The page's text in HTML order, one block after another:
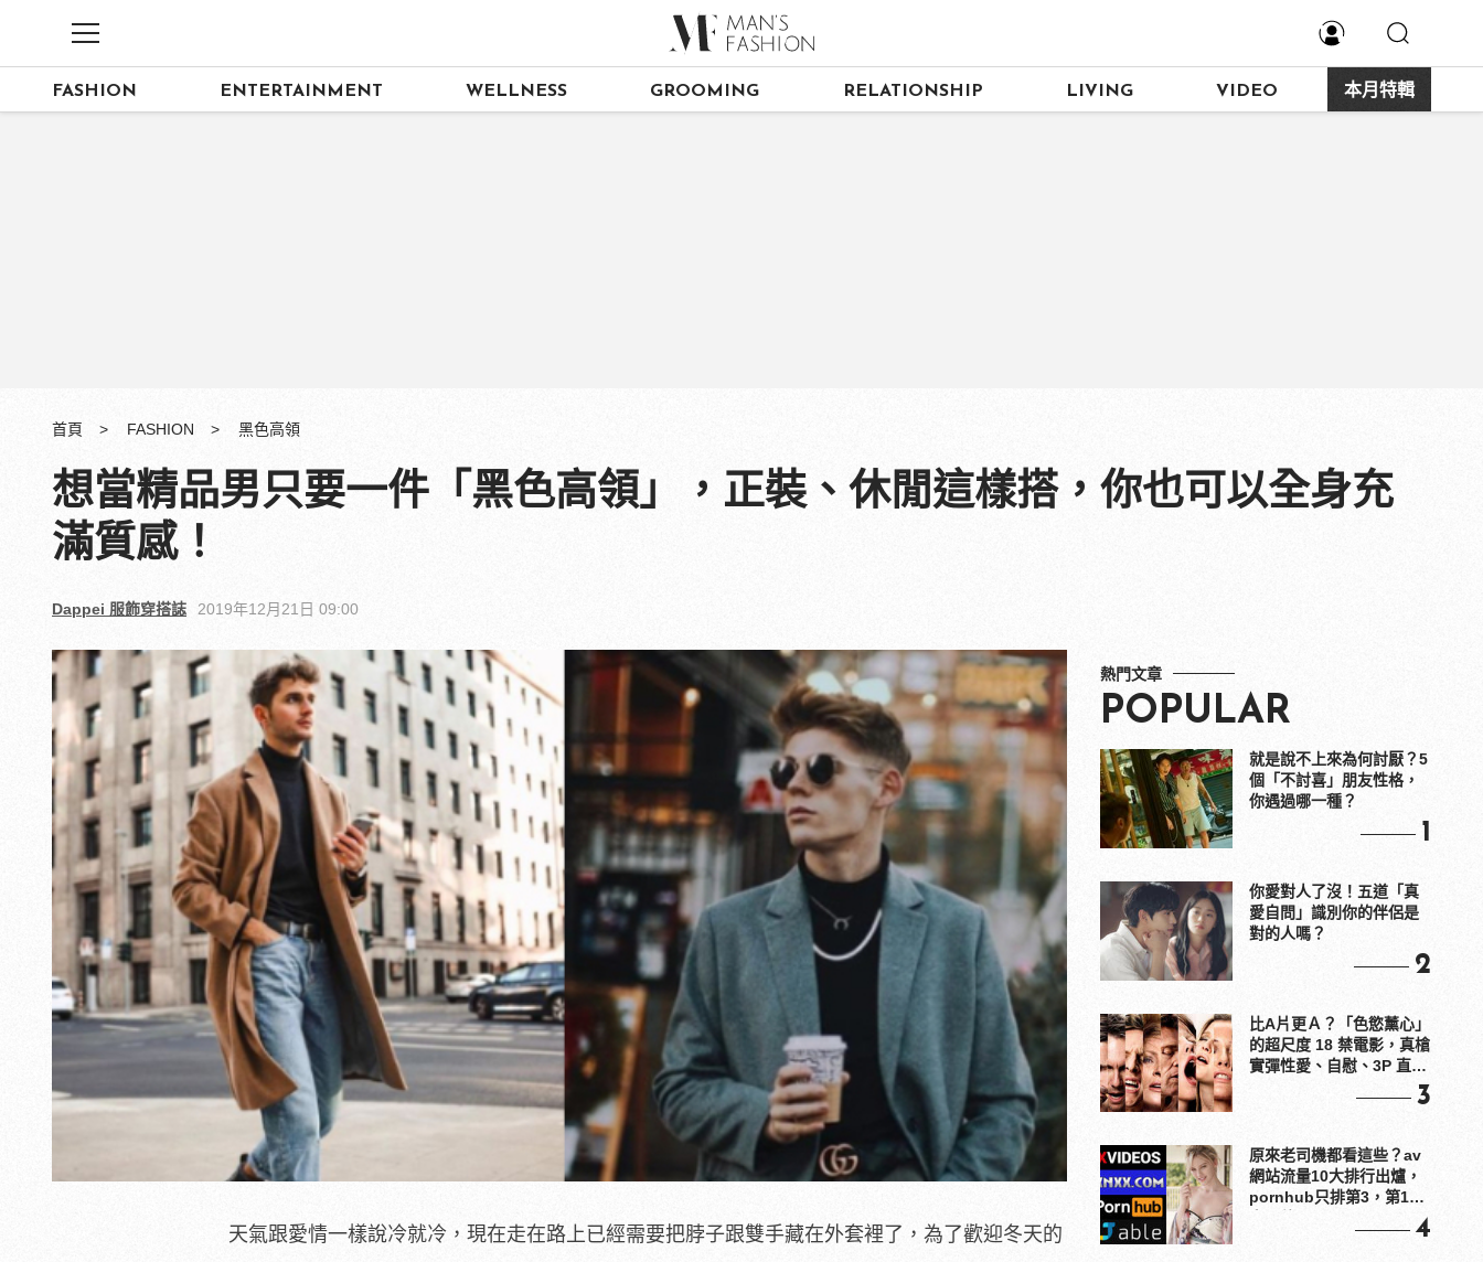
FASHION ENTERTAINMENT WELLNESS GROOMING RELATIONSHIP LIVING VIDEO 本月特輯
首頁 FASHION 黑色高領
想當精品男只要一件「黑色高領」，正裝、休閒這樣搭，你也可以全身充
滿質感！
Dappei 服飾穿搭誌 2019年12月21日 09:00
天氣跟愛情一樣說冷就冷，現在走在路上已經需要把脖子跟雙手藏在外套裡了，為了歡迎冬天的
熱門文章
POPULAR
就是說不上來為何討厭？5
個「不討喜」朋友性格，
你遇過哪一種？
1
你愛對人了沒！五道「真
愛自問」識別你的伴侶是
對的人嗎？
2
比A片更Ａ？「色慾薰心」
的超尺度 18 禁電影，真槍
實彈性愛、自慰、3P 直接
3
原來老司機都看這些？av
網站流量10大排行出爐，
pornhub只排第3，第1名
4